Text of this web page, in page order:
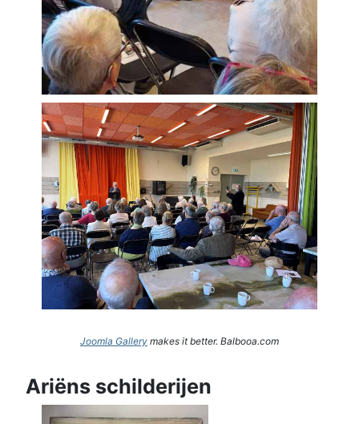
Joomla Gallery makes it better. Balbooa.com
Ariëns schilderijen